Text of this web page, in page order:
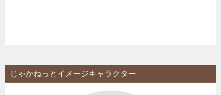
じゃかねっとイメージキャラクター